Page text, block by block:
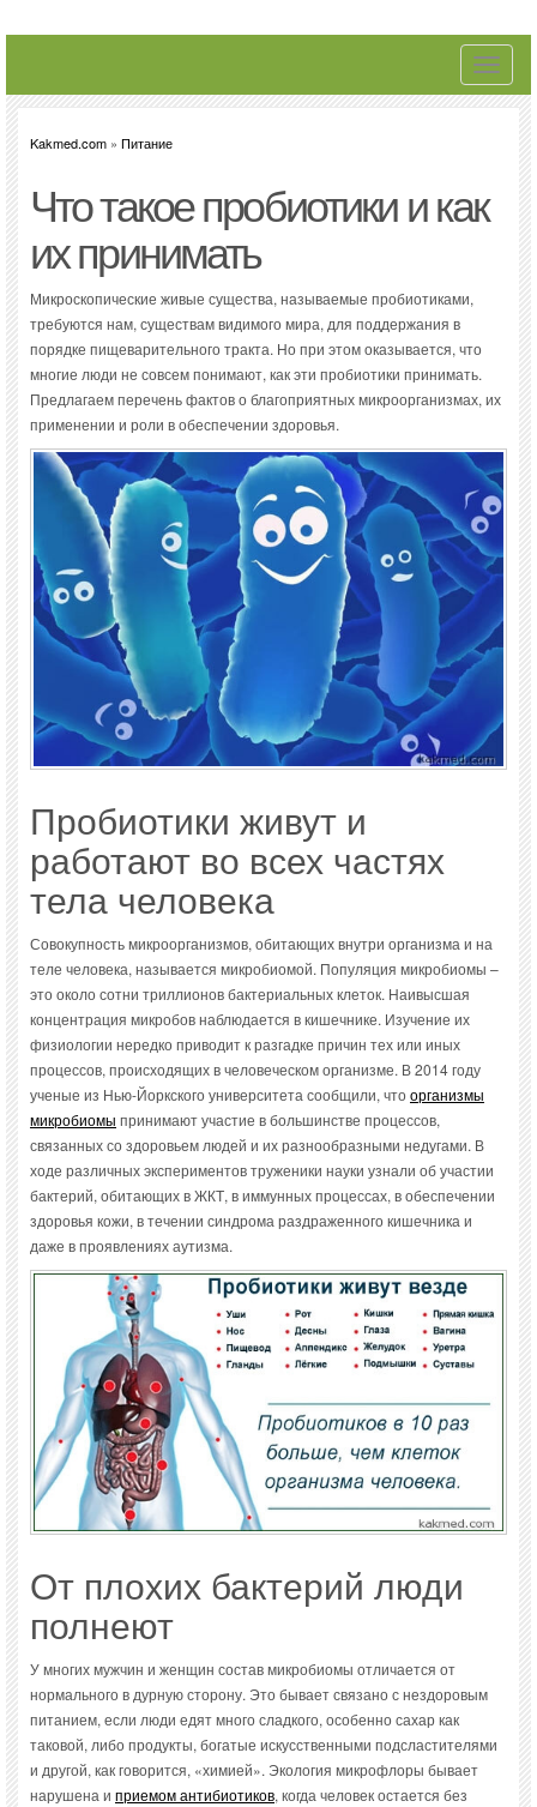
Toggle
Kakmed.com » Питание
Что такое пробиотики и как
их принимать
Микроскопические живые существа, называемые пробиотиками,
требуются нам, существам видимого мира, для поддержания в
порядке пищеварительного тракта. Но при этом оказывается, что
многие люди не совсем понимают, как эти пробиотики принимать.
Предлагаем перечень фактов о благоприятных микроорганизмах, их
применении и роли в обеспечении здоровья.
Пробиотики живут и
работают во всех частях
тела человека
Совокупность микроорганизмов, обитающих внутри организма и на
теле человека, называется микробиомой. Популяция микробиомы –
это около сотни триллионов бактериальных клеток. Наивысшая
концентрация микробов наблюдается в кишечнике. Изучение их
физиологии нередко приводит к разгадке причин тех или иных
процессов, происходящих в человеческом организме. В 2014 году
ученые из Нью-Йоркского университета сообщили, чтоорганизмы
микробиомы принимают участие в большинстве процессов,
связанных со здоровьем людей и их разнообразными недугами. В
ходе различных экспериментов труженики науки узнали об участии
бактерий, обитающих в ЖКТ, в иммунных процессах, в обеспечении
здоровья кожи, в течении синдрома раздраженного кишечника и
даже в проявлениях аутизма.
От плохих бактерий люди
полнеют
У многих мужчин и женщин состав микробиомы отличается от
нормального в дурную сторону. Это бывает связано с нездоровым
питанием, если люди едят много сладкого, особенно сахар как
таковой, либо продукты, богатые искусственными подсластителями
и другой, как говорится, «химией». Экология микрофлоры бывает
нарушена и приемом антибиотиков, когда человек остается без